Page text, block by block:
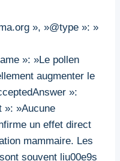
», »@type »: »
»: »Le pollen
augmenter le
»:
»: »Aucune
un effet direct
mammaire. Les
souvent liu00e9s